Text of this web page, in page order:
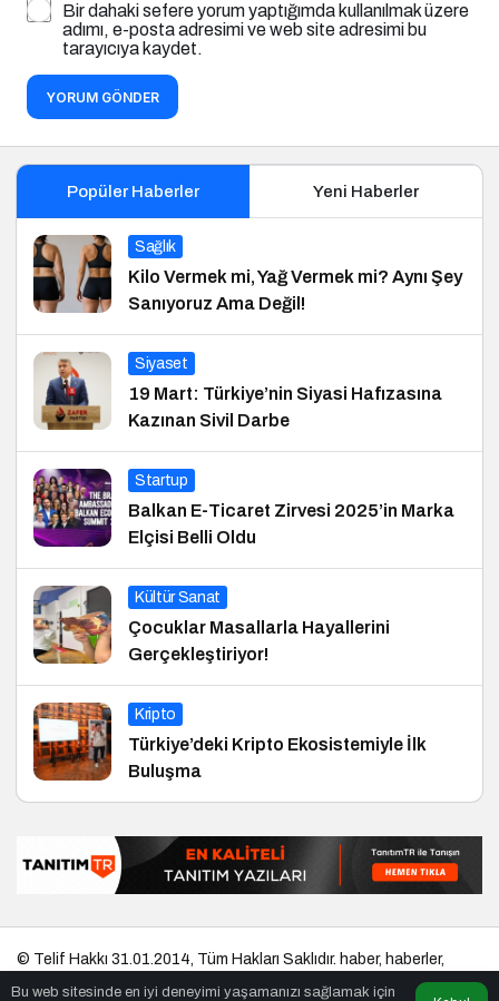
Bir dahaki sefere yorum yaptığımda kullanılmak üzere
adımı, e-posta adresimi ve web site adresimi bu
tarayıcıya kaydet.
YORUM GÖNDER
Popüler Haberler Yeni Haberler
Sağlık
Kilo Vermek mi, Yağ Vermek mi? Aynı Şey
Sanıyoruz Ama Değil!
Siyaset
19 Mart: Türkiye’nin Siyasi Hafızasına
Kazınan Sivil Darbe
Startup
Balkan E-Ticaret Zirvesi 2025’in Marka
Elçisi Belli Oldu
Kültür Sanat
Çocuklar Masallarla Hayallerini
Gerçekleştiriyor!
Kripto
Türkiye’deki Kripto Ekosistemiyle İlk
Buluşma
Bu web sitesinde en iyi deneyimi yaşamanızı sağlamak için
© Telif Hakkı 31.01.2014, Tüm Hakları Saklıdır. haber, haberler,
eshaber,